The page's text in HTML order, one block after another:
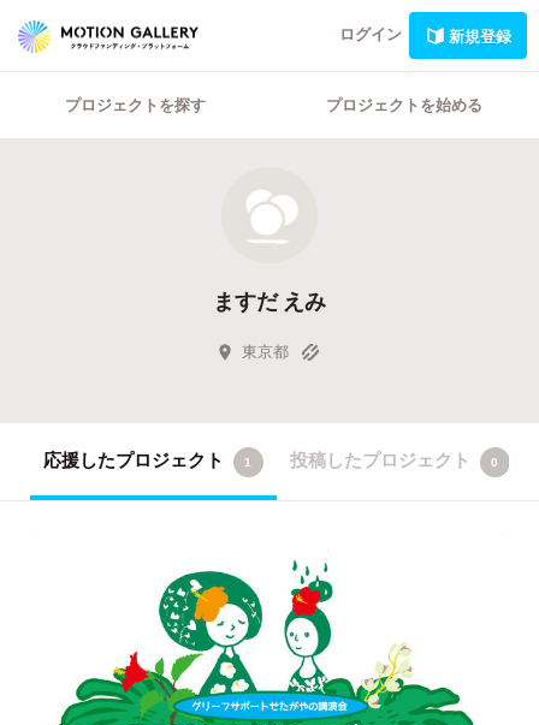
ログイン 新規登録
プロジェクトを探す プロジェクトを始める
ますだ えみ
東京都
応援したプロジェクト 1 投稿したプロジェクト 0